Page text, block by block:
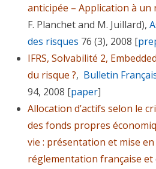
anticipée – Application à un
F. Planchet and M. Juillard),
des risques 76 (3), 2008 [
IFRS, Solvabilité 2,
du risque ?, Bulletin
94, 2008 [paper]
Allocation d’actifs selon le
des fonds propres
vie : présentation et mise
réglementation française